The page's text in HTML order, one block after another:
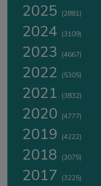
2025 (2881)
2024 (3109)
2023 (4667)
2022 (5305)
2021 (3832)
2020 (4777)
2019 (4222)
2018 (3075)
2017 (3225)